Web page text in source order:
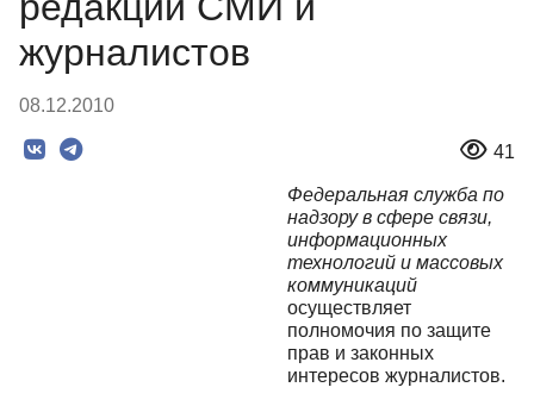
журналистов
08.12.2010
41
Федеральная служба по
надзору в сфере связи,
информационных
технологий и массовых
коммуникаций
осуществляет
полномочия по защите
прав и законных
интересов журналистов.